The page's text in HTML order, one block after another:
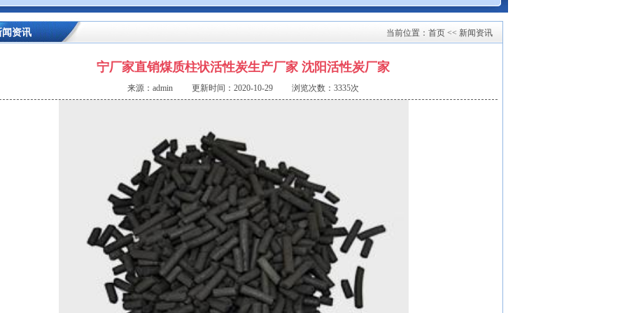
闻资讯 当前位置： 首页 << 新闻资讯
宁厂家直销煤质柱状活性炭生产厂家 沈阳活性炭厂家
来源：admin 更新时间：2020-10-29 浏览次数：3335次